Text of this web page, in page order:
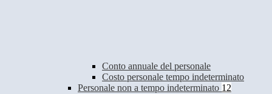
Conto annuale del personale
Costo personale tempo indeterminato
Personale non a tempo indeterminato 12